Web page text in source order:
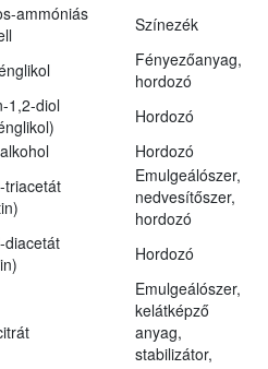
ammóniás
Színezék
Fényezőanyag,
hordozó
1,2-diol
Hordozó
Hordozó
triacetát
Emulgeálószer,
nedvesítőszer,
hordozó
diacetát
Hordozó
Emulgeálószer,
kelátképző
anyag,
stabilizátor,